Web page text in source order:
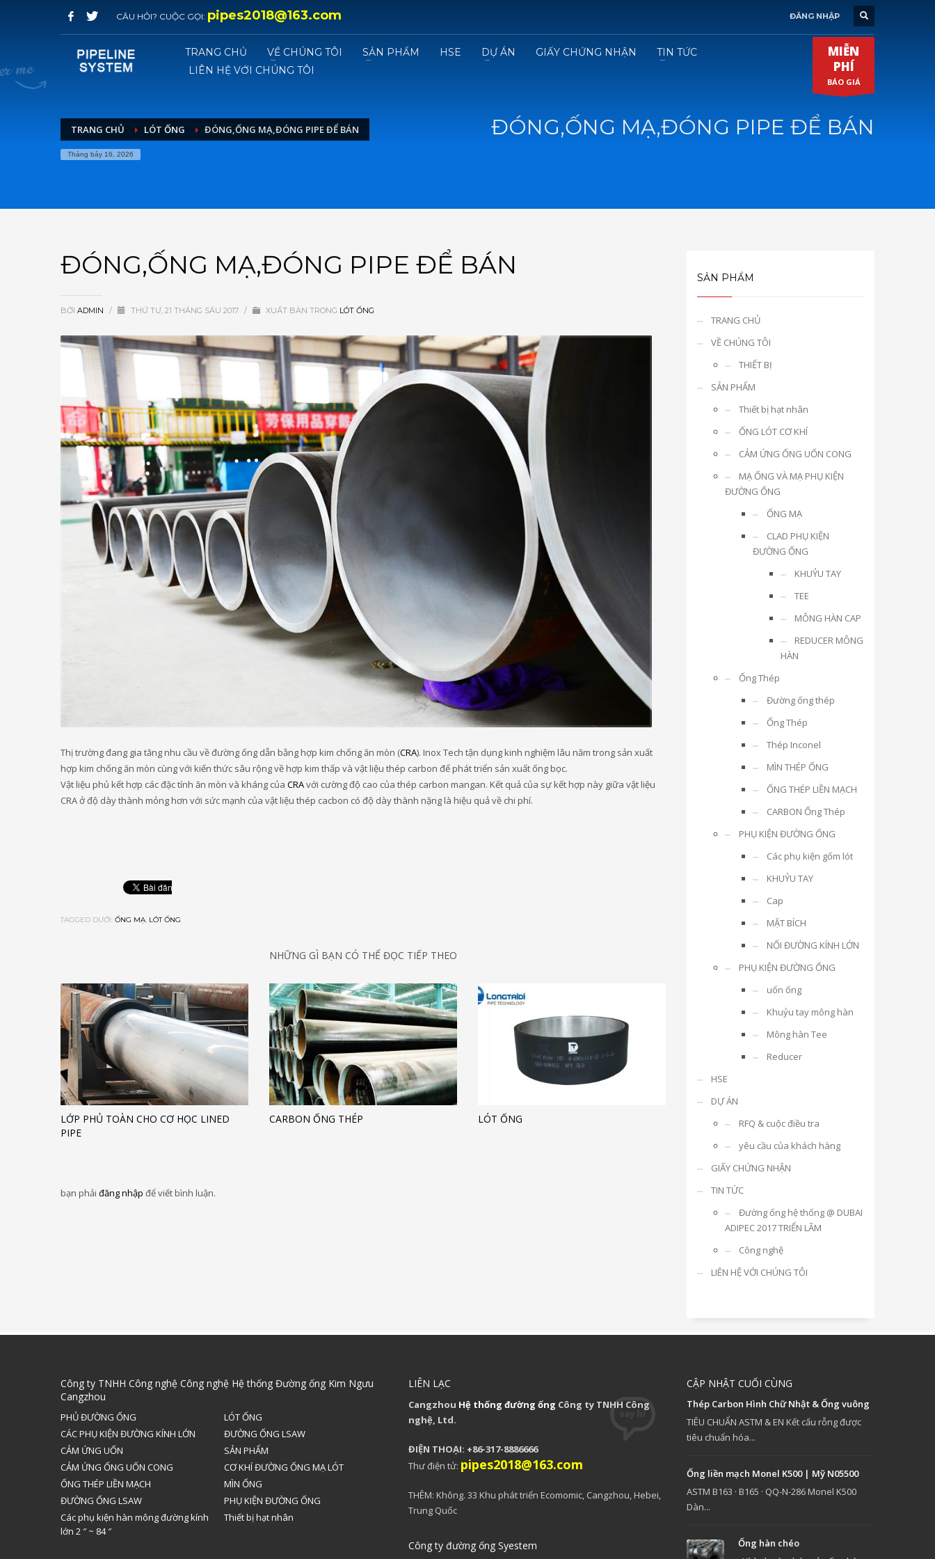
CÂU HỎI? CUỘC GỌI: pipes2018@163.com ĐĂNG NHẬP
TRANG CHỦ VỀ CHÚNG TÔI SẢN PHẨM HSE DỰ ÁN GIẤY CHỨNG NHẬN
TIN TỨC
LIÊN HỆ VỚI CHÚNG TÔI
MIỄN
PHÍ
BÁO GIÁ
TRANG CHỦ LÓT ỐNG ĐÓNG,ỐNG MẠ,ĐÓNG PIPE ĐỂ BÁN
Tháng bảy 16, 2026
ĐÓNG,ỐNG MẠ,ĐÓNG PIPE ĐỂ BÁN
ĐÓNG,ỐNG MẠ,ĐÓNG PIPE ĐỂ BÁN
BỞI ADMIN / THỨ TƯ, 21 THÁNG SÁU 2017 / XUẤT BẢN TRONG LÓT ỐNG
Thị trường đang gia tăng nhu cầu về đường ống dẫn bằng hợp kim chống ăn mòn (CRA). Inox Tech tận dụng kinh nghiệm lâu năm trong sản xuất
hợp kim chống ăn mòn cùng với kiến ​​thức sâu rộng về hợp kim thấp và vật liệu thép carbon để phát triển sản xuất ống bọc.
Vật liệu phủ kết hợp các đặc tính ăn mòn và kháng của CRAvới cường độ cao của thép carbon mangan. Kết quả của sự kết hợp này giữa vật liệu
CRA ở độ dày thành mỏng hơn với sức mạnh của vật liệu thép cacbon có độ dày thành nặng là hiệu quả về chi phí.
TAGGED DƯỚI: ỐNG MẠ, LÓT ỐNG
NHỮNG GÌ BẠN CÓ THỂ ĐỌC TIẾP THEO
LỚP PHỦ TOÀN CHO CƠ HỌC LINED
PIPE
CARBON ỐNG THÉP LÓT ỐNG
bạn phải đăng nhập để viết bình luận.
SẢN PHẨM
TRANG CHỦ
VỀ CHÚNG TÔI
THIẾT BỊ
SẢN PHẨM
Thiết bị hạt nhân
ỐNG LÓT CƠ KHÍ
CẢM ỨNG ỐNG UỐN CONG
MẠ ỐNG VÀ MẠ PHỤ KIỆN
ĐƯỜNG ỐNG
ỐNG MẠ
CLAD PHỤ KIỆN
ĐƯỜNG ỐNG
KHUỶU TAY
TEE
MÔNG HÀN CAP
REDUCER MÔNG
HÀN
Ống Thép
Đường ống thép
Ống Thép
Thép Inconel
MÌN THÉP ỐNG
ỐNG THÉP LIỀN MẠCH
CARBON Ống Thép
PHỤ KIỆN ĐƯỜNG ỐNG
Các phụ kiện gốm lót
KHUỶU TAY
Cap
MẶT BÍCH
NỐI ĐƯỜNG KÍNH LỚN
PHỤ KIỆN ĐƯỜNG ỐNG
uốn ống
Khuỷu tay mông hàn
Mông hàn Tee
Reducer
HSE
DỰ ÁN
RFQ & cuộc điều tra
yêu cầu của khách hàng
GIẤY CHỨNG NHẬN
TIN TỨC
Đường ống hệ thống @ DUBAI
ADIPEC 2017 TRIỂN LÃM
Công nghệ
LIÊN HỆ VỚI CHÚNG TÔI
Công ty TNHH Công nghệ Công nghệ Hệ thống Đường ống Kim Ngưu
Cangzhou
PHỦ ĐƯỜNG ỐNG
LÓT ỐNG
CÁC PHỤ KIỆN ĐƯỜNG KÍNH LỚN
ĐƯỜNG ỐNG LSAW
CẢM ỨNG UỐN
SẢN PHẨM
CẢM ỨNG ỐNG UỐN CONG
CƠ KHÍ ĐƯỜNG ỐNG MẠ LÓT
ỐNG THÉP LIỀN MẠCH
MÌN ỐNG
ĐƯỜNG ỐNG LSAW
PHỤ KIỆN ĐƯỜNG ỐNG
Các phụ kiện hàn mông đường kính
lớn 2 ″ ~ 84 ″
Thiết bị hạt nhân
LIÊN LẠC
Cangzhou Hệ thống đường ống Công ty TNHH Công
nghệ, Ltd.
ĐIỆN THOẠI: +86-317-8886666
Thư điện tử: pipes2018@163.com
THÊM: Không. 33 Khu phát triển Ecomomic, Cangzhou, Hebei,
Trung Quốc
Công ty đường ống Syestem
CẬP NHẬT CUỐI CÙNG
Thép Carbon Hình Chữ Nhật & Ống vuông
TIÊU CHUẨN ASTM & EN Kết cấu rỗng được
tiêu chuẩn hóa...
Ống liền mạch Monel K500 | Mỹ N05500
ASTM B163 · B165 · QQ-N-286 Monel K500
Dàn...
Ống hàn chéo